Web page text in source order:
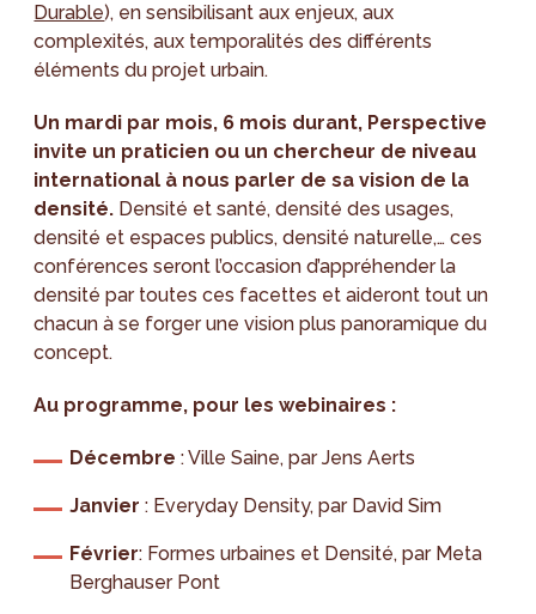
Durable), en sensibilisant aux enjeux, aux
complexités, aux temporalités des différents
éléments du projet urbain.
Un mardi par mois, 6 mois durant, Perspective
invite un praticien ou un chercheur de niveau
international à nous parler de sa vision de la
densité. Densité et santé, densité des usages,
densité et espaces publics, densité naturelle,… ces
conférences seront l’occasion d’appréhender la
densité par toutes ces facettes et aideront tout un
chacun à se forger une vision plus panoramique du
concept.
Au programme, pour les webinaires :
Décembre : Ville Saine, par Jens Aerts
Janvier : Everyday Density, par David Sim
Février: Formes urbaines et Densité, par Meta
Berghauser Pont